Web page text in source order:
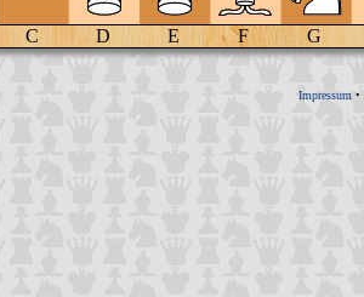
C D E F G
Impressum •